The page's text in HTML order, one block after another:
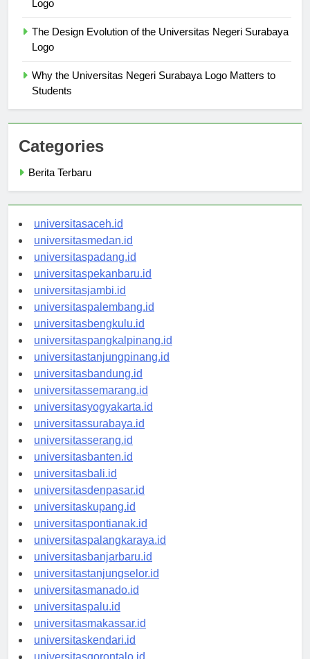
The Design Evolution of the Universitas Negeri Surabaya
Why the Universitas Negeri Surabaya Logo Matters to
Categories
universitasaceh.id
universitasmedan.id
universitaspadang.id
universitaspekanbaru.id
universitasjambi.id
universitaspalembang.id
universitasbengkulu.id
universitaspangkalpinang.id
universitastanjungpinang.id
universitasbandung.id
universitassemarang.id
universitasyogyakarta.id
universitassurabaya.id
universitasserang.id
universitasbanten.id
universitasbali.id
universitasdenpasar.id
universitaskupang.id
universitaspontianak.id
universitaspalangkaraya.id
universitasbanjarbaru.id
universitastanjungselor.id
universitasmanado.id
universitaspalu.id
universitasmakassar.id
universitaskendari.id